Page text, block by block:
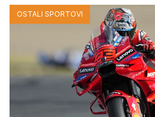
OSTALI SPORTOVI